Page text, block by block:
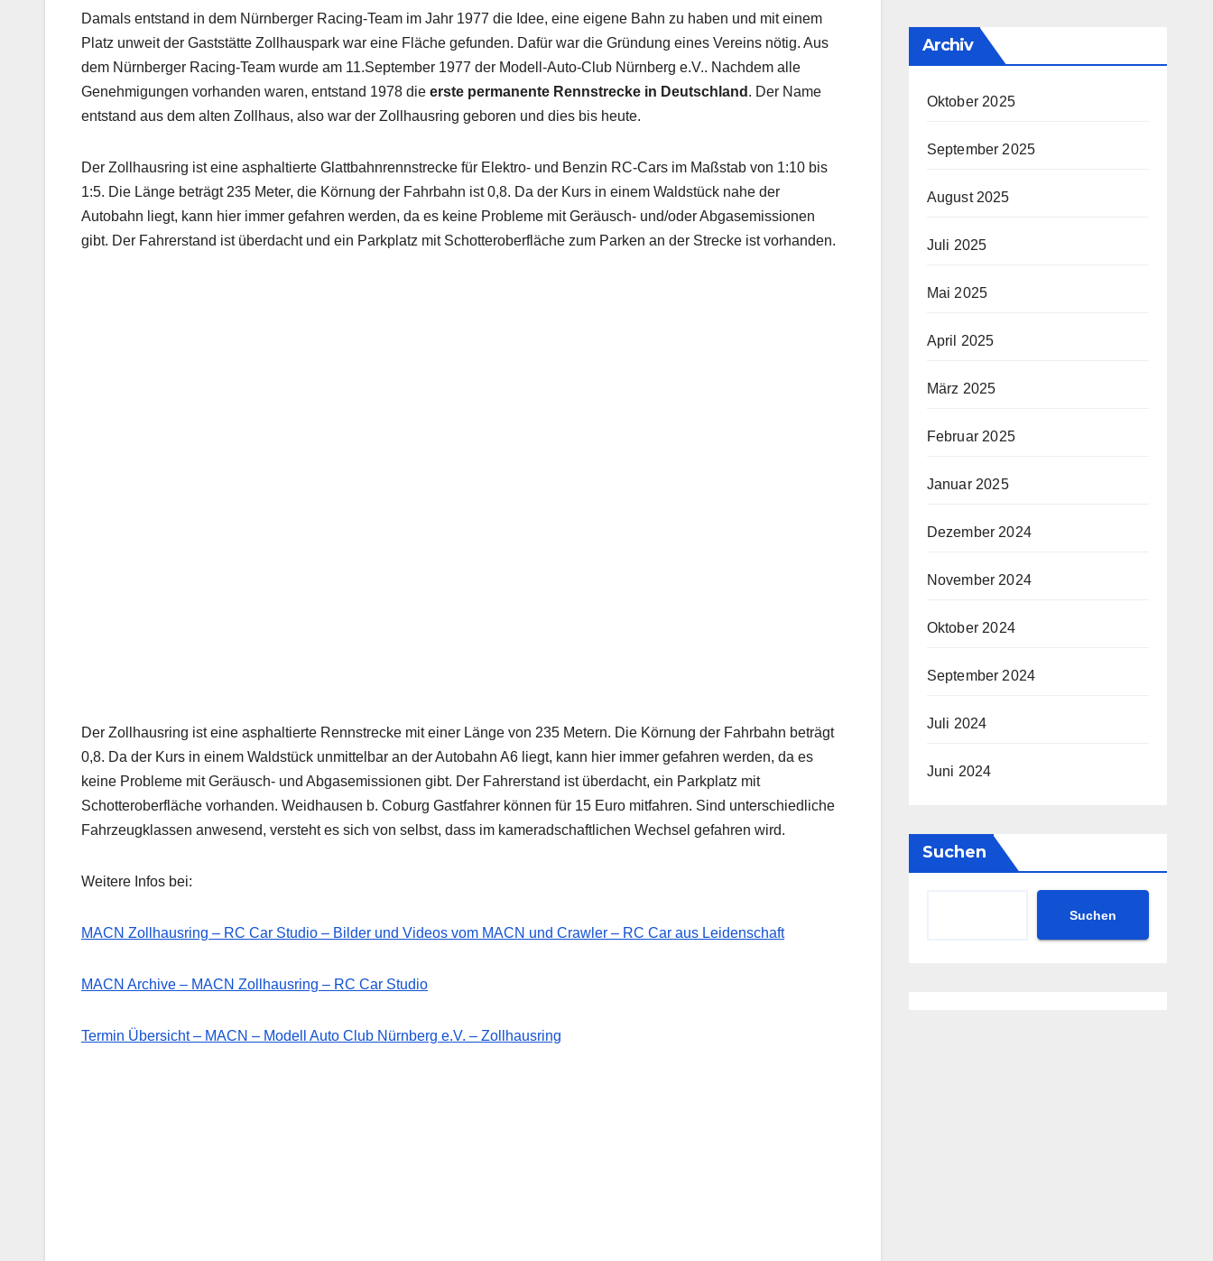
Damals entstand in dem Nürnberger Racing-Team im Jahr 1977 die Idee, eine eigene Bahn zu haben und mit einem
Platz unweit der Gaststätte Zollhauspark war eine Fläche gefunden. Dafür war die Gründung eines Vereins nötig. Aus
dem Nürnberger Racing-Team wurde am 11.September 1977 der Modell-Auto-Club Nürnberg e.V.. Nachdem alle
Genehmigungen vorhanden waren, entstand 1978 die erste permanente Rennstrecke in Deutschland . Der Name
entstand aus dem alten Zollhaus, also war der Zollhausring geboren und dies bis heute.
Der Zollhausring ist eine asphaltierte Glattbahnrennstrecke für Elektro- und Benzin RC-Cars im Maßstab von 1:10 bis
1:5. Die Länge beträgt 235 Meter, die Körnung der Fahrbahn ist 0,8. Da der Kurs in einem Waldstück nahe der
Autobahn liegt, kann hier immer gefahren werden, da es keine Probleme mit Geräusch- und/oder Abgasemissionen
gibt. Der Fahrerstand ist überdacht und ein Parkplatz mit Schotteroberfläche zum Parken an der Strecke ist vorhanden.
Der Zollhausring ist eine asphaltierte Rennstrecke mit einer Länge von 235 Metern. Die Körnung der Fahrbahn beträgt
0,8. Da der Kurs in einem Waldstück unmittelbar an der Autobahn A6 liegt, kann hier immer gefahren werden, da es
keine Probleme mit Geräusch- und Abgasemissionen gibt. Der Fahrerstand ist überdacht, ein Parkplatz mit
Schotteroberfläche vorhanden. Weidhausen b. Coburg Gastfahrer können für 15 Euro mitfahren. Sind unterschiedliche
Fahrzeugklassen anwesend, versteht es sich von selbst, dass im kameradschaftlichen Wechsel gefahren wird.
Weitere Infos bei:
MACN Zollhausring – RC Car Studio – Bilder und Videos vom MACN und Crawler – RC Car aus Leidenschaft
MACN Archive – MACN Zollhausring – RC Car Studio
Termin Übersicht – MACN – Modell Auto Club Nürnberg e.V. – Zollhausring
Archiv
Oktober 2025
September 2025
August 2025
Juli 2025
Mai 2025
April 2025
März 2025
Februar 2025
Januar 2025
Dezember 2024
November 2024
Oktober 2024
September 2024
Juli 2024
Juni 2024
Suchen
Suchen